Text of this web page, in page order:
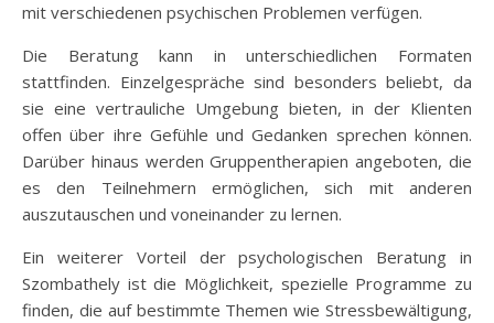
mit verschiedenen psychischen Problemen verfügen.
Die Beratung kann in unterschiedlichen Formaten
stattfinden. Einzelgespräche sind besonders beliebt, da
sie eine vertrauliche Umgebung bieten, in der Klienten
offen über ihre Gefühle und Gedanken sprechen können.
Darüber hinaus werden Gruppentherapien angeboten, die
es den Teilnehmern ermöglichen, sich mit anderen
auszutauschen und voneinander zu lernen.
Ein weiterer Vorteil der psychologischen Beratung in
Szombathely ist die Möglichkeit, spezielle Programme zu
finden, die auf bestimmte Themen wie Stressbewältigung,